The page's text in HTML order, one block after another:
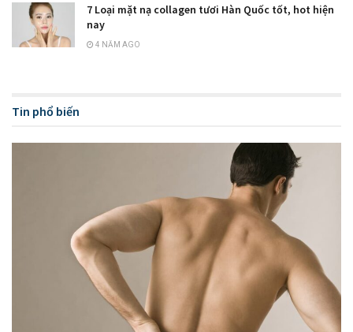
7 Loại mặt nạ collagen tươi Hàn Quốc tốt, hot hiện
nay
4 NĂM AGO
Tin phổ biến